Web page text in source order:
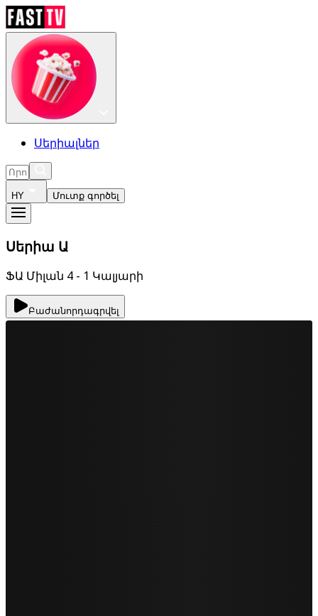
Սերիալներ
HY Մուտք գործել
Սերիա Ա
ՖԱ Միլան 4 - 1 Կալյարի
Բաժանորդագրվել